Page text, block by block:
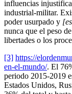
influencias
industrial-militar.
poder usurpado y
nunca que el peso
libertades o los
[3] https://
en-el-mundo/. El
periodo 2015-2019
Estados Unidos,